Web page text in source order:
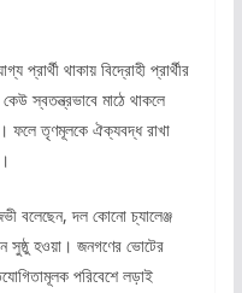
প্রার্থী থাকায় বিদ্রোহী প্রার্থীর
স্বতন্ত্রভাবে মাঠে থাকলে
ফলে তৃণমূলকে ঐক্যবদ্ধ রাখা
বলেছেন, দল কোনো চ্যালেঞ্জ
সুষ্ঠু হওয়া। জনগণের ভোটের
পরিবেশে লড়াই